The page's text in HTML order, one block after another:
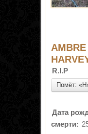
R.I.P
Помёт:
Дата
смерти: